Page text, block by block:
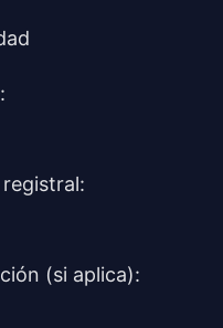
(si aplica):